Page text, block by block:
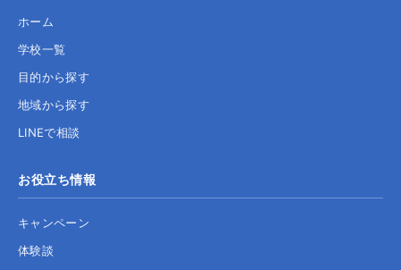
ホーム
学校一覧
目的から探す
地域から探す
LINEで相談
お役立ち情報
キャンペーン
体験談